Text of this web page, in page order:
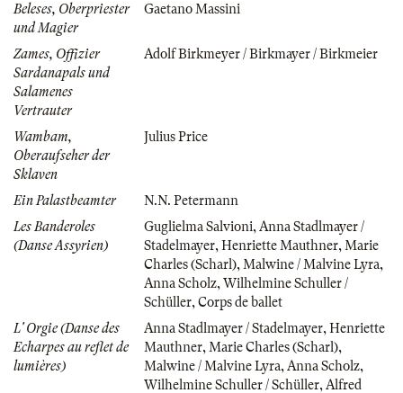
Beleses, Oberpriester
und Magier
Gaetano Massini
Zames, Offizier
Sardanapals und
Salamenes
Vertrauter
Adolf Birkmeyer / Birkmayer / Birkmeier
Wambam,
Oberaufseher der
Sklaven
Julius Price
Ein Palastbeamter
N.N. Petermann
Les Banderoles
(Danse Assyrien)
Guglielma Salvioni, Anna Stadlmayer /
Stadelmayer, Henriette Mauthner, Marie
Charles (Scharl), Malwine / Malvine Lyra,
Anna Scholz, Wilhelmine Schuller /
Schüller, Corps de ballet
L' Orgie (Danse des
Echarpes au reflet de
lumières)
Anna Stadlmayer / Stadelmayer, Henriette
Mauthner, Marie Charles (Scharl),
Malwine / Malvine Lyra, Anna Scholz,
Wilhelmine Schuller / Schüller, Alfred